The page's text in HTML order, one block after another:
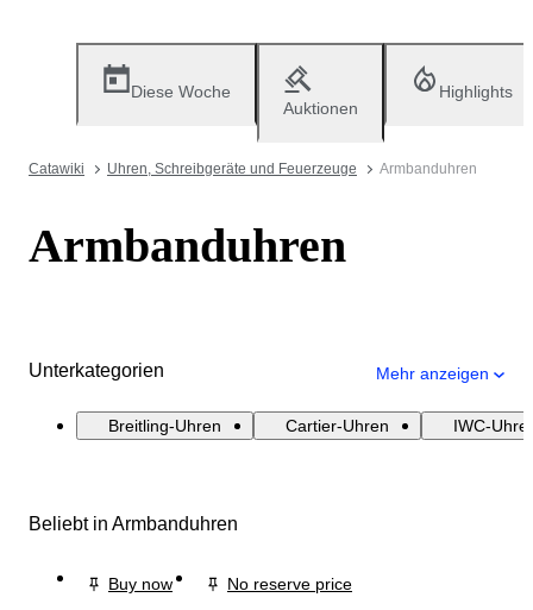
Diese Woche
Auktionen
Highlights
Catawiki Uhren, Schreibgeräte und Feuerzeuge Armbanduhren
Armbanduhren
Unterkategorien Mehr anzeigen
Breitling-Uhren Cartier-Uhren IWC-
Beliebt in Armbanduhren
Buy now
No reserve price